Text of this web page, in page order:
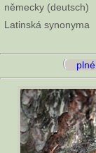
německy (deutsch)
Latinská synonyma